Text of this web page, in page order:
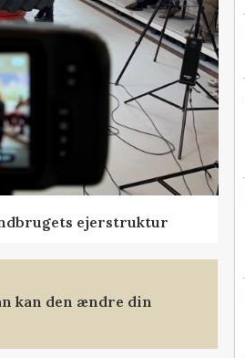
ejerstruktur
kan den ændre din